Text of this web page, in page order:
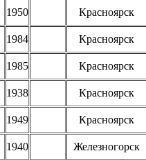
1950 Красноярск
1984 Красноярск
1985 Красноярск
1938 Красноярск
1949 Красноярск
1940 Железногорск